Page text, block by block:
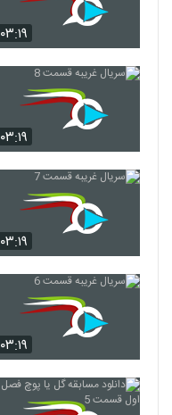
۰۳:۱۹
۰۳:۱۹
۰۳:۱۹
۰۳:۱۹